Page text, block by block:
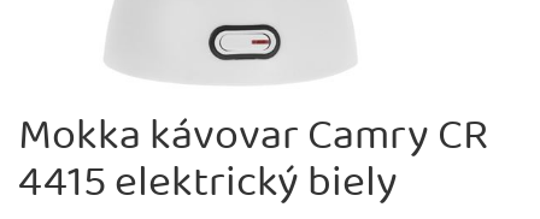
Mokka kávovar Camry CR
4415 elektrický biely